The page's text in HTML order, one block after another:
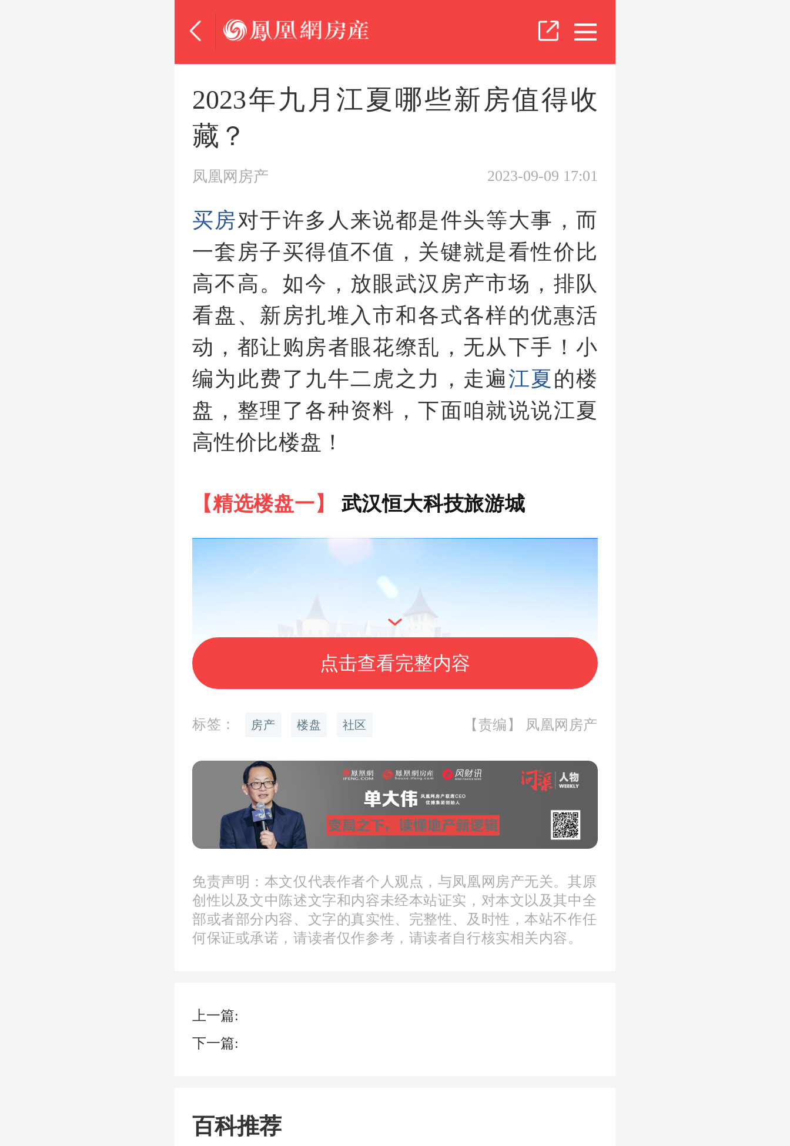
2023年九月江夏哪些新房值得收
藏？
凤凰网房产 2023-09-09 17:01
买房对于许多人来说都是件头等大事，而
一套房子买得值不值，关键就是看性价比
高不高。如今，放眼武汉房产市场，排队
看盘、新房扎堆入市和各式各样的优惠活
动，都让购房者眼花缭乱，无从下手！小
编为此费了九牛二虎之力，走遍江夏的楼
盘，整理了各种资料，下面咱就说说江夏
高性价比楼盘！
【精选楼盘一】 武汉恒大科技旅游城
武汉恒大科技旅游城
3.44 武汉综合指数第37
10062元/㎡
楼盘点评
点击查看完整内容
标签： 房产 楼盘 社区 【责编】 凤凰网房产
免责声明：本文仅代表作者个人观点，与凤凰网房产无关。其原
创性以及文中陈述文字和内容未经本站证实，对本文以及其中全
部或者部分内容、文字的真实性、完整性、及时性，本站不作任
何保证或承诺，请读者仅作参考，请读者自行核实相关内容。
上一篇:
下一篇:
百科推荐